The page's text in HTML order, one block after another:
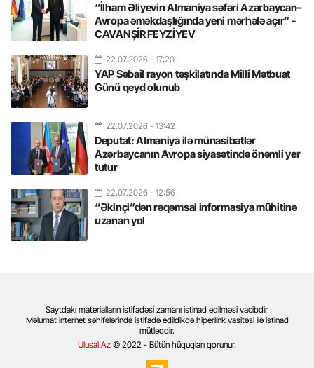
“İlham Əliyevin Almaniya səfəri Azərbaycan–
Avropa əməkdaşlığında yeni mərhələ açır” -
CAVANŞİR FEYZİYEV
22.07.2026 - 17:20
YAP Səbail rayon təşkilatında Milli Mətbuat
Günü qeyd olunub
22.07.2026 - 13:42
Deputat: Almaniya ilə münasibətlər
Azərbaycanın Avropa siyasətində önəmli yer
tutur
22.07.2026 - 12:56
“Əkinçi”dən rəqəmsal informasiya mühitinə
uzanan yol
Saytdakı materialların istifadəsi zamanı istinad edilməsi vacibdir.
Məlumat internet səhifələrində istifadə edildikdə hiperlink vasitəsi ilə istinad
mütləqdir.
Ulusal.Az © 2022 - Bütün hüquqları qorunur.